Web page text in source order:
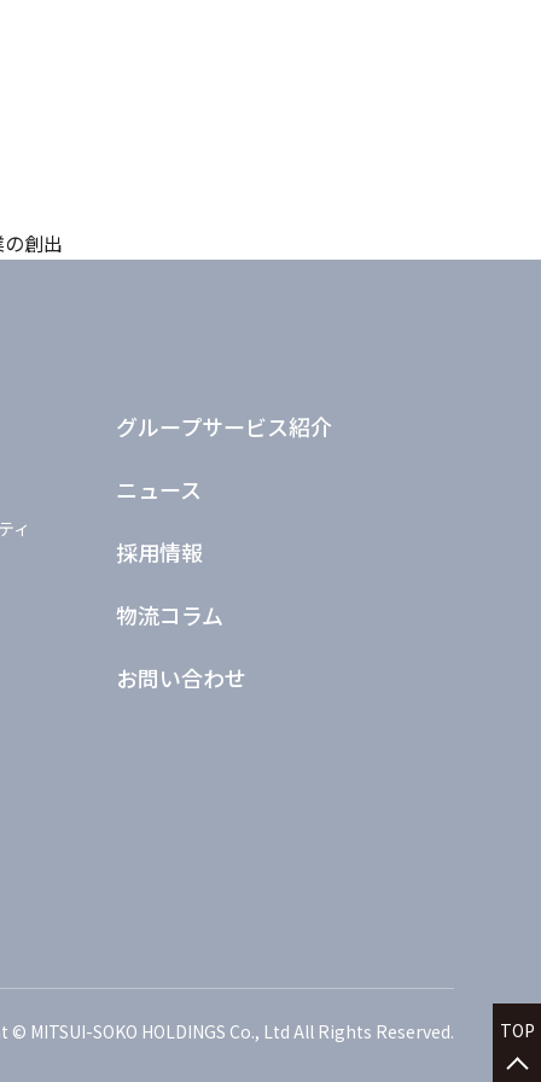
創出
TOP
ィ
グループサービス紹介
ニュース
採用情報
物流コラム
お問い合わせ
© MITSUI-SOKO HOLDINGS Co., Ltd All Rights Reserved.